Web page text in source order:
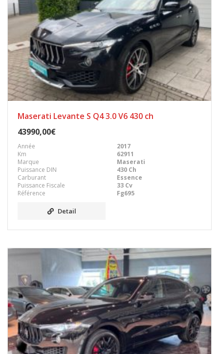
Maserati Levante S Q4 3.0 V6 430 ch
43990,00€
Année
2017
Km
62911
Marque
Maserati
Puissance DIN
430 Ch
Carburant
Essence
Puissance Fiscale
33 Cv
Référence
Fg695
Detail